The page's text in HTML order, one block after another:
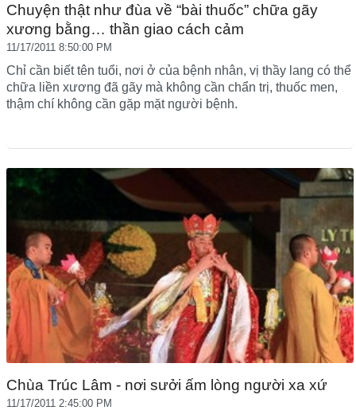
Chuyện thật như đùa về “bài thuốc” chữa gãy
xương bằng… thần giao cách cảm
11/17/2011 8:50:00 PM
Chỉ cần biết tên tuổi, nơi ở của bệnh nhân, vị thầy lang có thể
chữa liền xương đã gãy mà không cần chẩn trị, thuốc men,
thậm chí không cần gặp mặt người bệnh.
Chùa Trúc Lâm - nơi sưởi ấm lòng người xa xứ
11/17/2011 2:45:00 PM